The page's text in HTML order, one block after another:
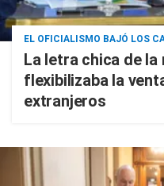
EL OFICIALISMO BAJÓ LOS
La letra chica de
flexibilizaba la
extranjeros